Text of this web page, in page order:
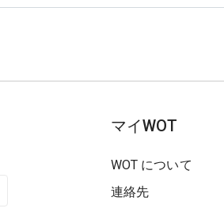
マイWOT
WOT について
連絡先